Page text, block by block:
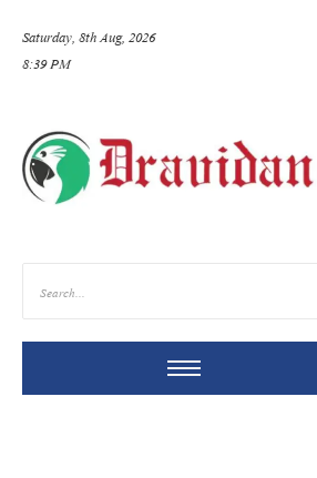
Saturday, 8th Aug, 2026
8:39 PM